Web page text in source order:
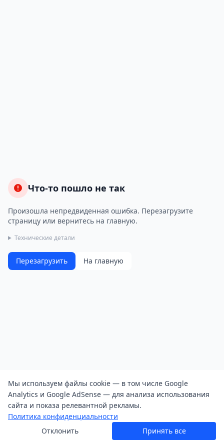
Что-то пошло не так
Произошла непредвиденная ошибка. Перезагрузите
страницу или вернитесь на главную.
Технические детали
Перезагрузить На главную
Мы используем файлы cookie — в том числе Google
Analytics и Google AdSense — для анализа использования
сайта и показа релевантной рекламы.
Политика конфиденциальности
Отклонить
Принять все